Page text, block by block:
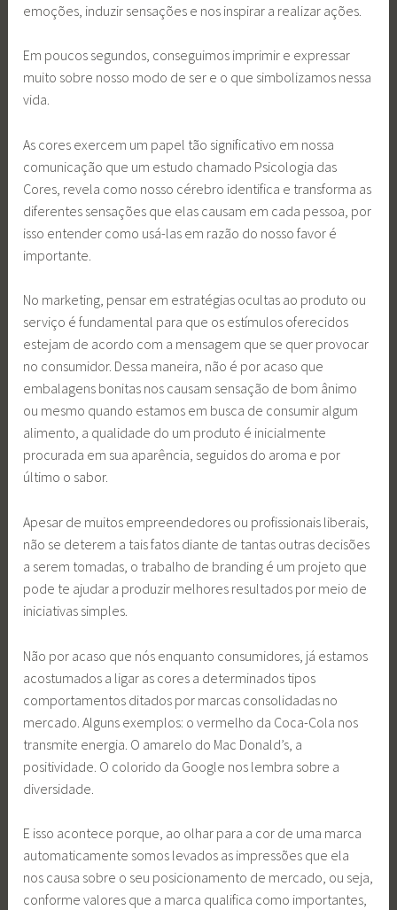
emoções, induzir sensações e nos inspirar a realizar ações.
Em poucos segundos, conseguimos imprimir e expressar
muito sobre nosso modo de ser e o que simbolizamos nessa
vida.
As cores exercem um papel tão significativo em nossa
comunicação que um estudo chamado Psicologia das
Cores, revela como nosso cérebro identifica e transforma as
diferentes sensações que elas causam em cada pessoa, por
isso entender como usá-las em razão do nosso favor é
importante.
No marketing, pensar em estratégias ocultas ao produto ou
serviço é fundamental para que os estímulos oferecidos
estejam de acordo com a mensagem que se quer provocar
no consumidor. Dessa maneira, não é por acaso que
embalagens bonitas nos causam sensação de bom ânimo
ou mesmo quando estamos em busca de consumir algum
alimento, a qualidade do um produto é inicialmente
procurada em sua aparência, seguidos do aroma e por
último o sabor.
Apesar de muitos empreendedores ou profissionais liberais,
não se deterem a tais fatos diante de tantas outras decisões
a serem tomadas, o trabalho de branding é um projeto que
pode te ajudar a produzir melhores resultados por meio de
iniciativas simples.
Não por acaso que nós enquanto consumidores, já estamos
acostumados a ligar as cores a determinados tipos
comportamentos ditados por marcas consolidadas no
mercado. Alguns exemplos: o vermelho da Coca-Cola nos
transmite energia. O amarelo do Mac Donald’s, a
positividade. O colorido da Google nos lembra sobre a
diversidade.
E isso acontece porque, ao olhar para a cor de uma marca
automaticamente somos levados as impressões que ela
nos causa sobre o seu posicionamento de mercado, ou seja,
conforme valores que a marca qualifica como importantes,